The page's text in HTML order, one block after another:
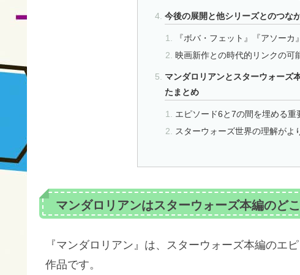
今後の展開と他シリーズとのつな
『ボバ・フェット』『アソー
映画新作との時代的リンクの可
マンダロリアンとスターウォーズ
たまとめ
エピソード6と7の間を埋める重
スターウォーズ世界の理解がよ
マンダロリアンはスターウォーズ本編のど
『マンダロリアン』は、スターウォーズ本編のエ
作品です。